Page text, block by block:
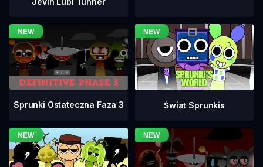
Sprunki Ostateczna Faza 3 Świat Sprunkis